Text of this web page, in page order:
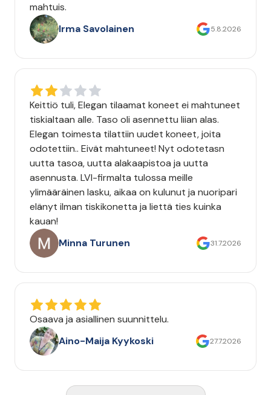
mahtuis.
Irma Savolainen
5.8.2026
Keittiö tuli, Elegan tilaamat koneet ei mahtuneet
tiskialtaan alle. Taso oli asennettu liian alas.
Elegan toimesta tilattiin uudet koneet, joita
odotettiin.. Eivät mahtuneet! Nyt odotetasn
uutta tasoa, uutta alakaapistoa ja uutta
asennusta. LVI-firmalta tulossa meille
ylimääräinen lasku, aikaa on kulunut ja nuoripari
elänyt ilman tiskikonetta ja liettä ties kuinka
kauan!
Minna Turunen
31.7.2026
Osaava ja asiallinen suunnittelu.
Aino-Maija Kyykoski
27.7.2026